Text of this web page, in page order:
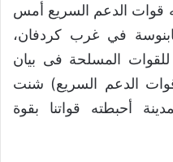
قوات الدعم السريع أمس
في غرب كردفان،
المسلحة فى بيان
الدعم السريع) شنت
أحبطته قواتنا بقوة